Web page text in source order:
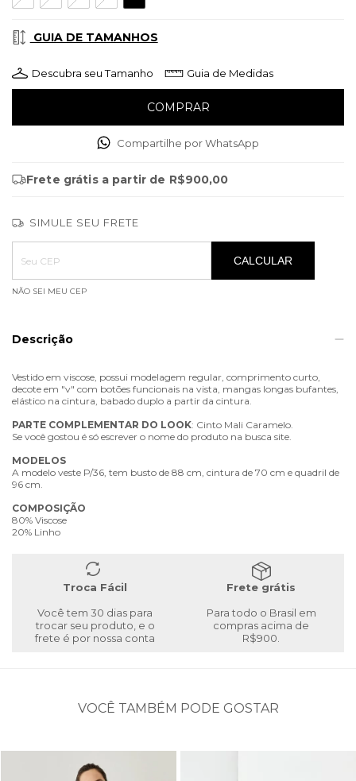
GUIA DE TAMANHOS
Descubra seu Tamanho Guia de Medidas
Compartilhe por WhatsApp
Frete grátis a partir de R$900,00
SIMULE SEU FRETE
Entregas para o CEP:
ALTERAR CEP
CALCULAR
NÃO SEI MEU CEP
Descrição
Vestido em viscose, possui modelagem regular, comprimento curto,
decote em "v" com botões funcionais na vista, mangas longas bufantes,
elástico na cintura, babado duplo a partir da cintura.
PARTE COMPLEMENTAR DO LOOK: Cinto Mali Caramelo.
Se você gostou é só escrever o nome do produto na busca site.
MODELOS
A modelo veste P/36, tem busto de 88 cm, cintura de 70 cm e quadril de
96 cm.
COMPOSIÇÃO
80% Viscose
20% Linho
Troca Fácil
Você tem 30 dias para
trocar seu produto, e o
frete é por nossa conta
Frete grátis
Para todo o Brasil em
compras acima de
R$900.
VOCÊ TAMBÉM PODE GOSTAR